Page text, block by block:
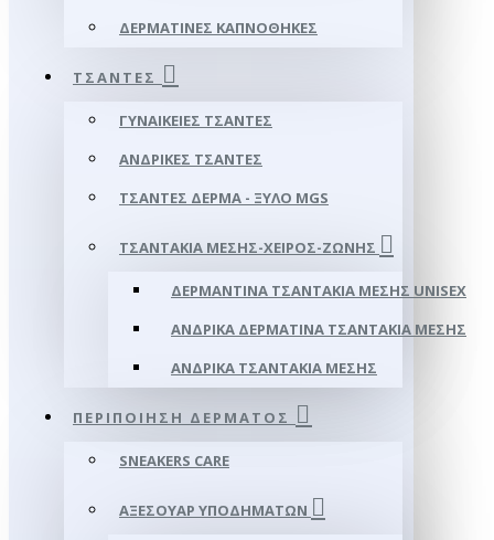
ΔΕΡΜΆΤΙΝΕΣ ΚΑΠΝΟΘΉΚΕΣ
ΤΣΆΝΤΕΣ
ΓΥΝΑΙΚΕΊΕΣ ΤΣΆΝΤΕΣ
ΑΝΔΡΙΚΈΣ ΤΣΆΝΤΕΣ
ΤΣΆΝΤΕΣ ΔΈΡΜΑ - ΞΎΛΟ MGS
ΤΣΑΝΤΆΚΙΑ ΜΈΣΗΣ-ΧΕΙΡΌΣ-ΖΏΝΗΣ
ΔΕΡΜΆΝΤΙΝΑ ΤΣΑΝΤΆΚΙΑ ΜΈΣΗΣ UNISEX
ΑΝΔΡΙΚΆ ΔΕΡΜΆΤΙΝΑ ΤΣΑΝΤΆΚΙΑ ΜΈΣΗΣ
ΑΝΔΡΙΚΆ ΤΣΑΝΤΆΚΙΑ ΜΈΣΗΣ
ΠΕΡΙΠΟΊΗΣΗ ΔΈΡΜΑΤΟΣ
SNEAKERS CARE
ΑΞΕΣΟΥΑΡ ΥΠΟΔΗΜΆΤΩΝ